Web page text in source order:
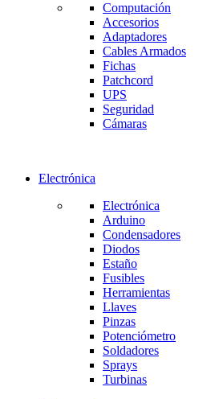
Computación
Accesorios
Adaptadores
Cables Armados
Fichas
Patchcord
UPS
Seguridad
Cámaras
Electrónica
Electrónica
Arduino
Condensadores
Diodos
Estaño
Fusibles
Herramientas
Llaves
Pinzas
Potenciómetro
Soldadores
Sprays
Turbinas